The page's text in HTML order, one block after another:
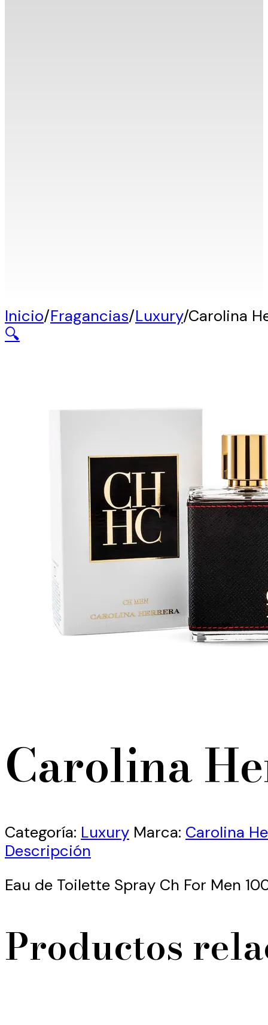
Inicio/Fragancias/Luxury/Carolina
🔍
Carolina
Categoría: Luxury Marca: Carolina
Descripción
Eau de Toilette Spray Ch For Men
Productos